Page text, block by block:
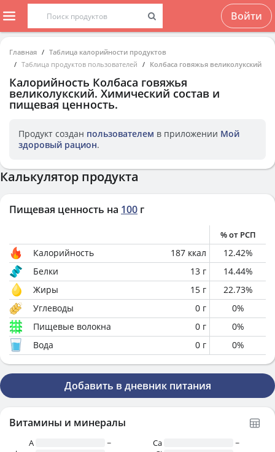
Войти
Главная
Таблица калорийности продуктов
Таблица продуктов пользователей
Колбаса говяжья великолукский
Калорийность Колбаса говяжья
великолукский. Химический состав и
пищевая ценность.
Продукт создан пользователем в приложении Мой
здоровый рацион.
Калькулятор продукта
Пищевая ценность на 100 г
% от РСП
Калорийность 187 ккал 12.42%
Белки
13 г 14.44%
Жиры
15 г 22.73%
Углеводы
0 г 0%
Пищевые волокна
0 г 0%
Вода
0 г 0%
Добавить в дневник питания
Витамины и минералы
A
~
Ca
~